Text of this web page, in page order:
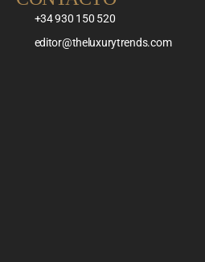
+34 930 150 520
editor@theluxurytrends.com